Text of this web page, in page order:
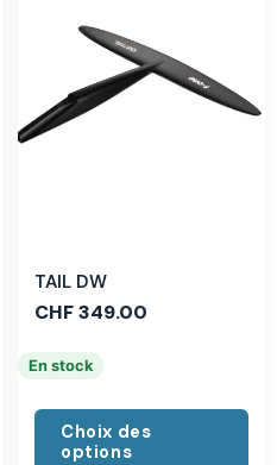
TAIL DW
CHF349.00
En stock
Choix des
options